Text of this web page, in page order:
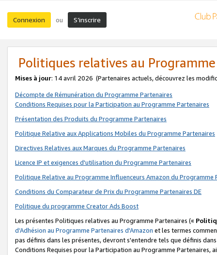
Connexion ou S’inscrire
Politiques relatives au
Mises à jour: 14 avril 2026 (Partenaires actuels, découvrez les
Décompte de Rémunération du Programme Partenaires
Conditions Requises pour la Participation au Programme Partenaires
Présentation des Produits du Programme Partenaires
Politique Relative aux Applications Mobiles du Programme Partenaires
Directives Relatives aux Marques du Programme Partenaires
Licence IP et exigences d'utilisation du Programme Partenaires
Politique Relative au Programme Influenceurs Amazon du Programme
Conditions du Comparateur de Prix du Programme Partenaires DE
Politique du programme Creator Ads Boost
Les présentes Politiques relatives au Programme Partenaires («
d’Adhésion au Programme Partenaires d'Amazon et les termes
pas définis dans les présentes, devront s'entendre tels que définis
Conditions Requises pour la Participation au Programme Partenaires,